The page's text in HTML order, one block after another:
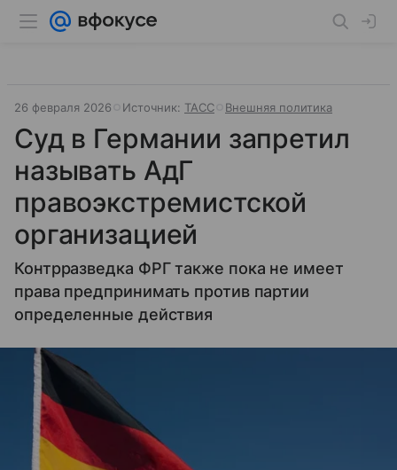
26 февраля 2026 Источник: ТАСС Внешняя политика
Суд в Германии запретил
называть АдГ
правоэкстремистской
организацией
Контрразведка ФРГ также пока не имеет
права предпринимать против партии
определенные действия